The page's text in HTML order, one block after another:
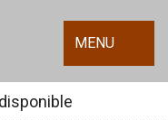
MENU